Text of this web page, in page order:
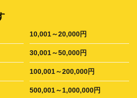
10,001～20,000円
30,001～50,000円
100,001～200,000円
500,001～1,000,000円